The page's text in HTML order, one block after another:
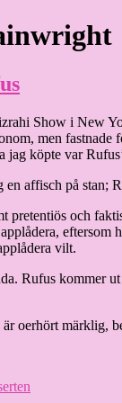
Show i New
men
köpte var
affisch på stan;
pretentiös och
eftersom
vilt.
Rufus kommer
oerhört märklig,